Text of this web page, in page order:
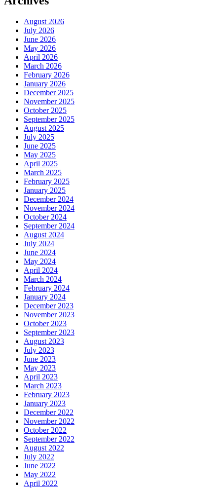
August 2026
July 2026
June 2026
May 2026
April 2026
March 2026
February 2026
January 2026
December 2025
November 2025
October 2025
September 2025
August 2025
July 2025
June 2025
May 2025
April 2025
March 2025
February 2025
January 2025
December 2024
November 2024
October 2024
September 2024
August 2024
July 2024
June 2024
May 2024
April 2024
March 2024
February 2024
January 2024
December 2023
November 2023
October 2023
September 2023
August 2023
July 2023
June 2023
May 2023
April 2023
March 2023
February 2023
January 2023
December 2022
November 2022
October 2022
September 2022
August 2022
July 2022
June 2022
May 2022
April 2022